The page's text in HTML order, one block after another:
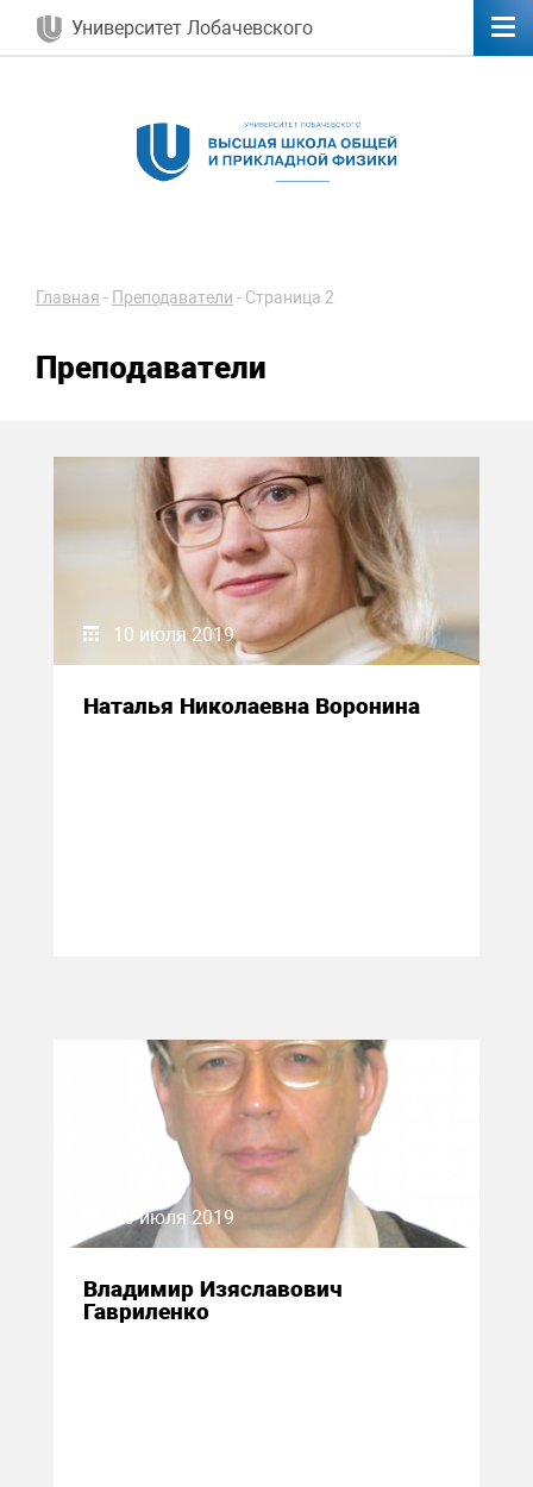
Университет Лобачевского
Главная - Преподаватели - Страница 2
Преподаватели
10 июля 2019
Наталья Николаевна Воронина
10 июля 2019
Владимир Изяславович
Гавриленко